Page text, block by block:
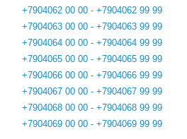
+7904062 00 00 - +7904062 99 99
+7904063 00 00 - +7904063 99 99
+7904064 00 00 - +7904064 99 99
+7904065 00 00 - +7904065 99 99
+7904066 00 00 - +7904066 99 99
+7904067 00 00 - +7904067 99 99
+7904068 00 00 - +7904068 99 99
+7904069 00 00 - +7904069 99 99